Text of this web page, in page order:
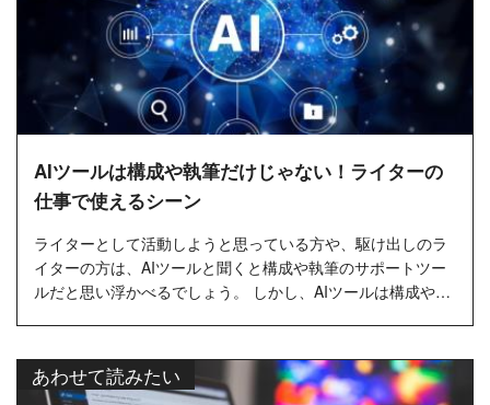
AIツールは構成や執筆だけじゃない！ライターの
仕事で使えるシーン
ライターとして活動しようと思っている方や、駆け出しのラ
イターの方は、AIツールと聞くと構成や執筆のサポートツー
ルだと思い浮かべるでしょう。 しかし、AIツールは構成や執
あわせて読みたい